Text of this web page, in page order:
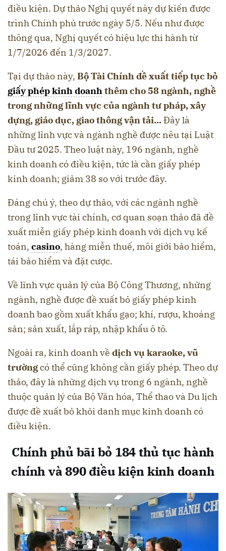
điều kiện. Dự thảo Nghị quyết này dự kiến được
trình Chính phủ trước ngày 5/5. Nếu như được
thông qua, Nghị quyết có hiệu lực thi hành từ
1/7/2026 đến 1/3/2027.
Tại dự thảo này, Bộ Tài Chính đề xuất tiếp tục bỏ
giấy phép kinh doanh thêm cho 58 ngành, nghề
trong những lĩnh vực của ngành tư pháp, xây
dựng, giáo dục, giao thông vận tải...Đây là
những lĩnh vực và ngành nghề được nêu tại Luật
Đầu tư 2025. Theo luật này, 196 ngành, nghề
kinh doanh có điều kiện, tức là cần giấy phép
kinh doanh; giảm 38 so với trước đây.
Đáng chú ý, theo dự thảo, với các ngành nghề
trong lĩnh vực tài chính, cơ quan soạn thảo đã đề
xuất miễn giấy phép kinh doanh với dịch vụ kế
toán, casino, hàng miễn thuế, môi giới bảo hiểm,
tái bảo hiểm và đặt cược.
Về lĩnh vực quản lý của Bộ Công Thương, những
ngành, nghề được đề xuất bỏ giấy phép kinh
doanh bao gồm xuất khẩu gạo; khí, rượu, khoáng
sản; sản xuất, lắp ráp, nhập khẩu ô tô.
Ngoài ra, kinh doanh về dịch vụ karaoke, vũ
trườngcó thể cũng không cần giấy phép. Theo dự
thảo, đây là những dịch vụ trong 6 ngành, nghề
thuộc quản lý của Bộ Văn hóa, Thể thao và Du lịch
được đề xuất bỏ khỏi danh mục kinh doanh có
điều kiện.
Chính phủ bãi bỏ 184 thủ tục hành
chính và 890 điều kiện kinh doanh